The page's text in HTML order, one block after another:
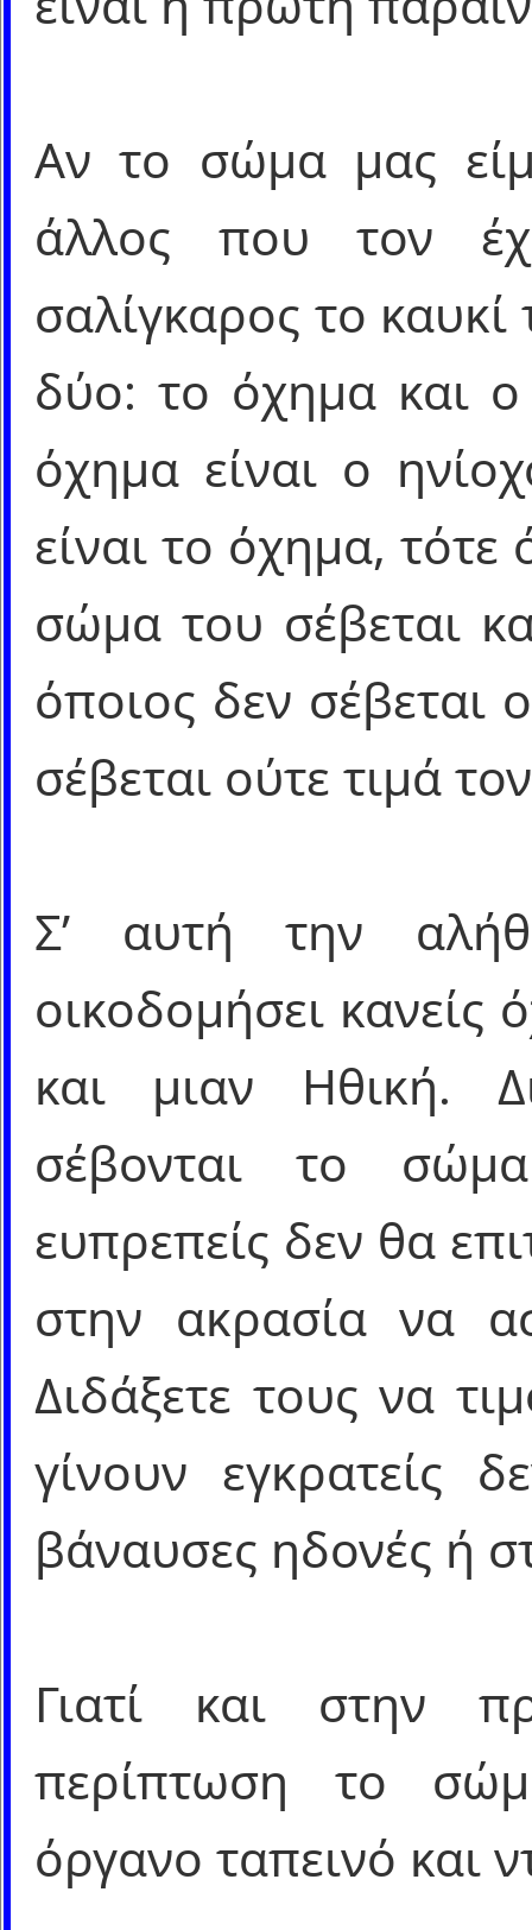
Αν το σώμα μας
άλλος που τον
σαλίγκαρος το
δύο: το όχημα και ο
όχημα είναι ο
είναι το όχημα, τότε
σώμα του σέβεται
όποιος δεν σέβεται
σέβεται ούτε τιμά
Σ’ αυτή την
οικοδομήσει κανείς
και μιαν Ηθική.
σέβονται το
ευπρεπείς δεν θα
στην ακρασία να
Διδάξετε τους να
γίνουν εγκρατείς
βάναυσες ηδονές ή
Γιατί και στην
περίπτωση το σώμα
όργανο ταπεινό και